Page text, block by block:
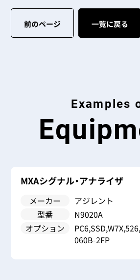
前のページ 一覧に戻る
Examples
MXAシグナル・アナライザ
メーカー
アジレント
型番
N9020A
オプション
060B-2FP